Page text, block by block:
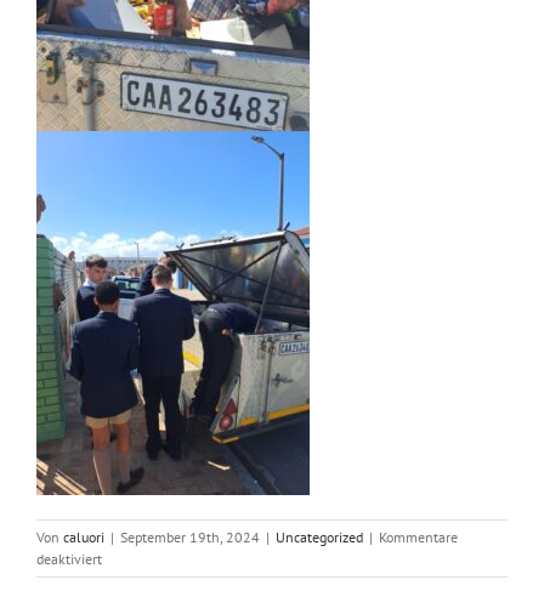
Von caluori | September 19th, 2024 | Uncategorized | Kommentare
deaktiviertfür
Bishops